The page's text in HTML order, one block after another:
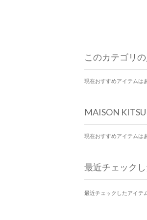
このカテゴリ
現在おすすめアイテムは
MAISON
現在おすすめアイテムは
最近チェック
最近チェックしたアイテ